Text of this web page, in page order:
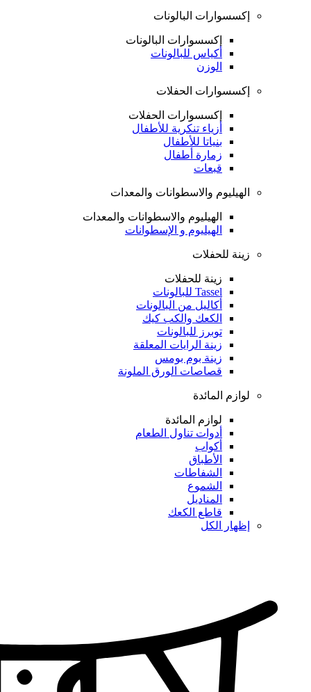
إكسسوارات البالونات
إكسسوارات البالونات
أكياس للبالونات
الوزن
إكسسوارات الحفلات
إكسسوارات الحفلات
أزياء تنكرية للأطفال
بنياتا للأطفال
زمارة أطفال
قبعات
الهيليوم والاسطوانات والمعدات
الهيليوم والاسطوانات والمعدات
الهيليوم و الإسطوانات
زينة للحفلات
زينة للحفلات
Tassel للبالونات
أكاليل من البالونات
الكعك والكب كيك
توبرز للبالونات
زينة الرايات المعلقة
زينة بوم بومس
قصاصات الورق الملونة
لوازم المائدة
لوازم المائدة
أدوات تناول الطعام
أكواب
الأطباق
الشفاطات
الشموع
المناديل
قاطع الكعك
إظهار الكل